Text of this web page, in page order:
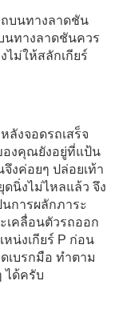
ถบนทางลาดชัน
นทางลาดชันควร
ไม่ให้สลักเกียร์
งจอดรถเสร็จ
องคุณยังอยู่ที่แป้น
งค่อยๆ ปล่อยเท้า
นิ่งไม่ไหลแล้ว จึง
นการผลักภาระ
เคลื่อนตัวรถออก
น่งเกียร์ P ก่อน
เบรกมือ ทำตาม
ได้ครับ